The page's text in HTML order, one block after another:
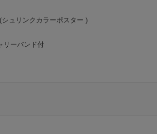
ュリンクカラーポスター )
ーバンド付